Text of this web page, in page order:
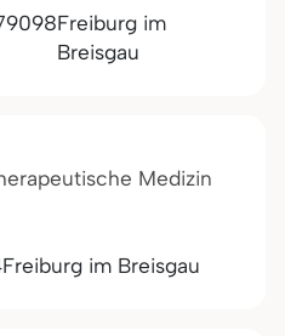
Freiburg im
Breisgau
Medizin
Freiburg im Breisgau